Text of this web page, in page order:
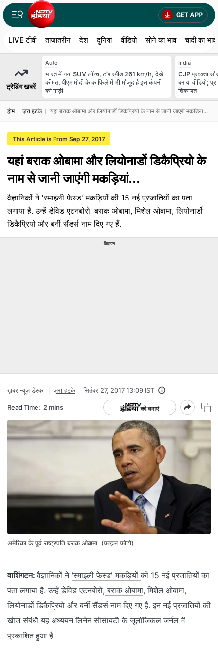
LIVE टीवी ताजातरीन देश दुनिया वीडियो सोने का भाव चांदी का भाव
ट्रेडिंग खबरें
Auto
भारत में नया SUV लॉन्च, टॉप स्पीड 261 km/h, देखें
कीमत, पीएम मोदी के काफिले में भी मौजूद है इस कंपनी
की गाड़ी
India
CJP प्रवक्ता
बनाया वीडियो;
शिकायत
होम ज़रा हटके यहां बराक ओबामा और लियोनार्डो डिकैप्रियो के नाम से जानी जाएंगी मकड़ियां...
This Article is From Sep 27, 2017
यहां बराक ओबामा और लियोनार्डो डिकैप्रियो के
नाम से जानी जाएंगी मकड़ियां...
वैज्ञानिकों ने 'स्माइली फेस्ड' मकड़ियों की 15 नई प्रजातियों का पता
लगाया है. उन्हें डेविड एटनबोरो, बराक ओबामा, मिशेल ओबामा, लियोनार्डो
डिकैप्रियो और बर्नी सैंडर्स नाम दिए गए हैं.
विज्ञापन
ख़बर न्यूज़ डेस्क ज़रा हटके सितंबर 27, 2017 13:09 IST
Read Time: 2 mins
अमेरिका के पूर्व राष्ट्रपति बराक ओबामा. (फाइल फोटो)
वाशिंगटन: वैज्ञानिकों ने 'स्माइली फेस्ड' मकड़ियोंकी 15 नई प्रजातियों का
पता लगाया है. उन्हें डेविड एटनबोरो, बराक ओबामा, मिशेल ओबामा,
लियोनार्डो डिकैप्रियो और बर्नी सैंडर्स नाम दिए गए हैं. इन नई प्रजातियों की
खोज संबंधी यह अध्ययन लिनेन सोसायटी के जूलॉजिकल जर्नल में
प्रकाशित हुआ है.